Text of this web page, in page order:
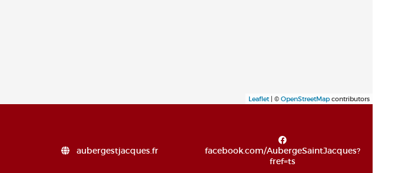
Leaflet| © OpenStreetMap contributors
aubergestjacques.fr
facebook.com/AubergeSaintJacques?
fref=ts